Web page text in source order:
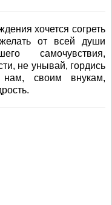
хочется согреть
от всей души
самочувствия,
не унывай, гордись
своим внукам,